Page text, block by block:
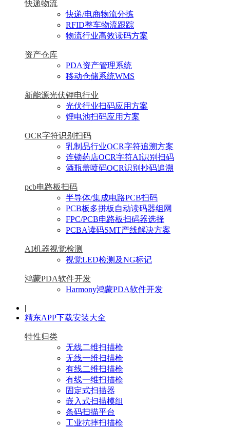
快递物流
快递/电商物流分拣
RFID整车物流跟踪
物流行业高效读码方案
资产仓库
PDA资产管理系统
移动仓储系统WMS
新能源光伏锂电行业
光伏行业扫码应用方案
锂电池扫码应用方案
OCR字符识别扫码
乳制品行业OCR字符追溯方案
连锁药店OCR字符AI识别扫码
酒瓶盖喷码OCR识别抄码追溯
pcb电路板扫码
半导体/集成电路PCB扫码
PCB板多拼板自动读码器组网
FPC/PCB电路板扫码器选择
PCBA读码SMT产线解决方案
AI机器视觉检测
视觉LED检测及NG标记
鸿蒙PDA软件开发
Harmony鸿蒙PDA软件开发
|
精东APP下载安装大全
特性归类
无线二维扫描枪
无线一维扫描枪
有线二维扫描枪
有线一维扫描枪
固定式扫描器
嵌入式扫描模组
条码扫描平台
工业抗摔扫描枪